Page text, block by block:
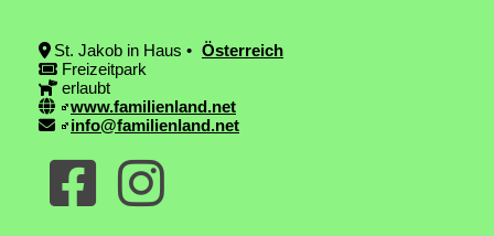
St. Jakob in Haus • Österreich
Freizeitpark
erlaubt
www.familienland.net
info@familienland.net